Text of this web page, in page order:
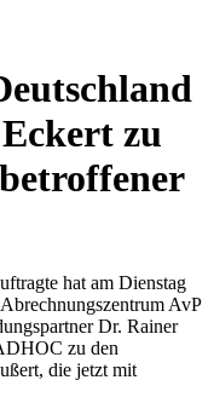
zu
hat am Dienstag
AvP
Dr. Rainer
zu den
die jetzt mit